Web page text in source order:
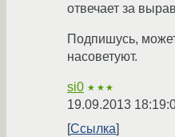
отвечает за
Подпишусь,
насоветуют.
si0 ★★★
19.09.2013
Ссылка